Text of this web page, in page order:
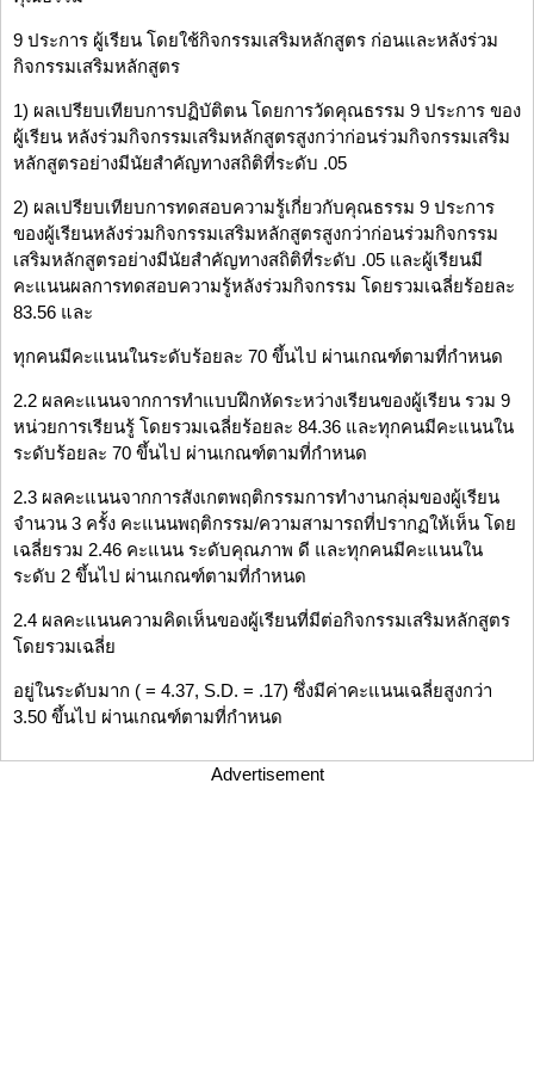
9 ประการ ผู้เรียน โดยใช้กิจกรรมเสริมหลักสูตร ก่อนและหลังร่วม
กิจกรรมเสริมหลักสูตร
1) ผลเปรียบเทียบการปฏิบัติตน โดยการวัดคุณธรรม 9 ประการ ของ
ผู้เรียน หลังร่วมกิจกรรมเสริมหลักสูตรสูงกว่าก่อนร่วมกิจกรรมเสริม
หลักสูตรอย่างมีนัยสำคัญทางสถิติที่ระดับ .05
2) ผลเปรียบเทียบการทดสอบความรู้เกี่ยวกับคุณธรรม 9 ประการ
ของผู้เรียนหลังร่วมกิจกรรมเสริมหลักสูตรสูงกว่าก่อนร่วมกิจกรรม
เสริมหลักสูตรอย่างมีนัยสำคัญทางสถิติที่ระดับ .05 และผู้เรียนมี
คะแนนผลการทดสอบความรู้หลังร่วมกิจกรรม โดยรวมเฉลี่ยร้อยละ
83.56 และ
ทุกคนมีคะแนนในระดับร้อยละ 70 ขึ้นไป ผ่านเกณฑ์ตามที่กำหนด
2.2 ผลคะแนนจากการทำแบบฝึกหัดระหว่างเรียนของผู้เรียน รวม 9
หน่วยการเรียนรู้ โดยรวมเฉลี่ยร้อยละ 84.36 และทุกคนมีคะแนนใน
ระดับร้อยละ 70 ขึ้นไป ผ่านเกณฑ์ตามที่กำหนด
2.3 ผลคะแนนจากการสังเกตพฤติกรรมการทำงานกลุ่มของผู้เรียน
จำนวน 3 ครั้ง คะแนนพฤติกรรม/ความสามารถที่ปรากฏให้เห็น โดย
เฉลี่ยรวม 2.46 คะแนน ระดับคุณภาพ ดี และทุกคนมีคะแนนใน
ระดับ 2 ขึ้นไป ผ่านเกณฑ์ตามที่กำหนด
2.4 ผลคะแนนความคิดเห็นของผู้เรียนที่มีต่อกิจกรรมเสริมหลักสูตร
โดยรวมเฉลี่ย
อยู่ในระดับมาก ( = 4.37, S.D. = .17) ซึ่งมีค่าคะแนนเฉลี่ยสูงกว่า
3.50 ขึ้นไป ผ่านเกณฑ์ตามที่กำหนด
Advertisement